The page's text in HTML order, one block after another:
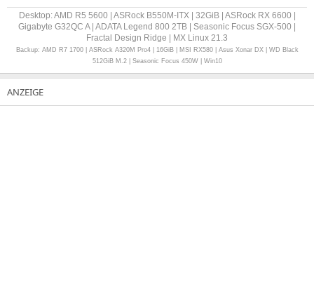
Desktop: AMD R5 5600 | ASRock B550M-ITX | 32GiB | ASRock RX 6600 |
Gigabyte G32QC A | ADATA Legend 800 2TB | Seasonic Focus SGX-500 |
Fractal Design Ridge | MX Linux 21.3
Backup: AMD R7 1700 | ASRock A320M Pro4 | 16GiB | MSI RX580 | Asus Xonar DX | WD Black
512GiB M.2 | Seasonic Focus 450W | Win10